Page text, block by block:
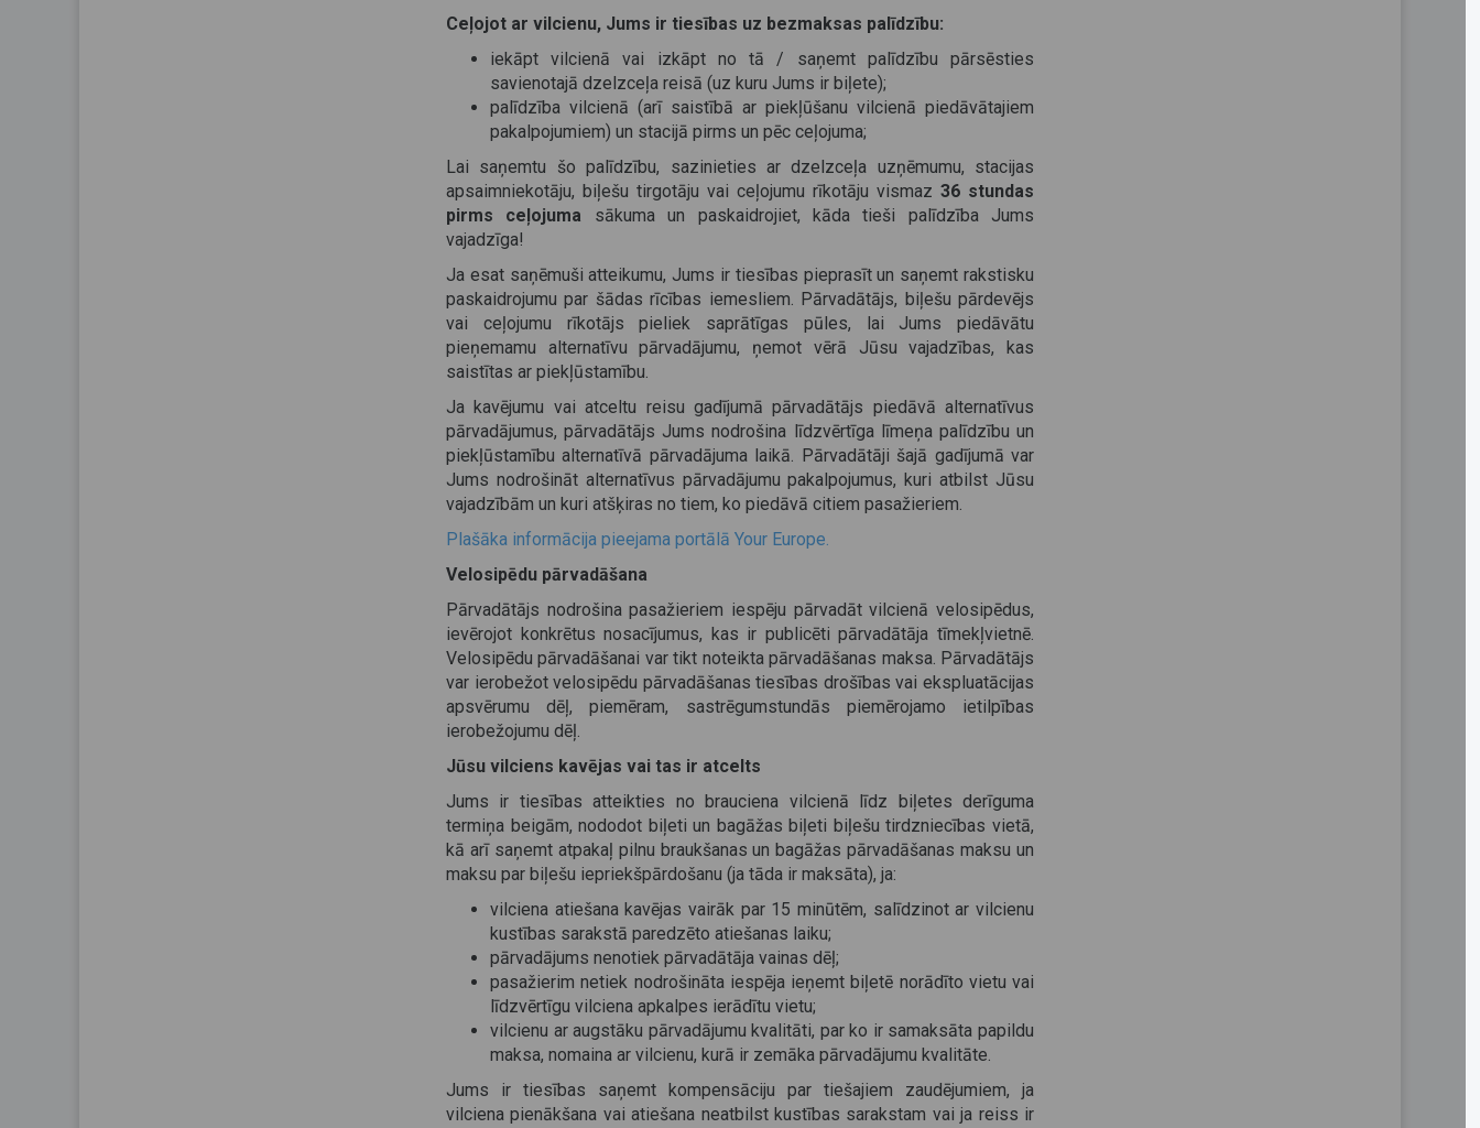
Ceļojot ar vilcienu, Jums ir tiesības uz bezmaksas palīdzību:
iekāpt vilcienā vai izkāpt no tā / saņemt palīdzību pārsēsties
savienotajā dzelzceļa reisā (uz kuru Jums ir biļete);
palīdzība vilcienā (arī saistībā ar piekļūšanu vilcienā piedāvātajiem
pakalpojumiem) un stacijā pirms un pēc ceļojuma;
Lai saņemtu šo palīdzību, sazinieties ar dzelzceļa uzņēmumu, stacijas
apsaimniekotāju, biļešu tirgotāju vai ceļojumu rīkotāju vismaz 36 stundas
pirms ceļojuma sākuma un paskaidrojiet, kāda tieši palīdzība Jums
vajadzīga!
Ja esat saņēmuši atteikumu, Jums ir tiesības pieprasīt un saņemt rakstisku
paskaidrojumu par šādas rīcības iemesliem. Pārvadātājs, biļešu pārdevējs
vai ceļojumu rīkotājs pieliek saprātīgas pūles, lai Jums piedāvātu
pieņemamu alternatīvu pārvadājumu, ņemot vērā Jūsu vajadzības, kas
saistītas ar piekļūstamību.
Ja kavējumu vai atceltu reisu gadījumā pārvadātājs piedāvā alternatīvus
pārvadājumus, pārvadātājs Jums nodrošina līdzvērtīga līmeņa palīdzību un
piekļūstamību alternatīvā pārvadājuma laikā. Pārvadātāji šajā gadījumā var
Jums nodrošināt alternatīvus pārvadājumu pakalpojumus, kuri atbilst Jūsu
vajadzībām un kuri atšķiras no tiem, ko piedāvā citiem pasažieriem.
Plašāka informācija pieejama portālā Your Europe.
Velosipēdu pārvadāšana
Pārvadātājs nodrošina pasažieriem iespēju pārvadāt vilcienā velosipēdus,
ievērojot konkrētus nosacījumus, kas ir publicēti pārvadātāja tīmekļvietnē.
Velosipēdu pārvadāšanai var tikt noteikta pārvadāšanas maksa. Pārvadātājs
var ierobežot velosipēdu pārvadāšanas tiesības drošības vai ekspluatācijas
apsvērumu dēļ, piemēram, sastrēgumstundās piemērojamo ietilpības
ierobežojumu dēļ.
Jūsu vilciens kavējas vai tas ir atcelts
Jums ir tiesības atteikties no brauciena vilcienā līdz biļetes derīguma
termiņa beigām, nododot biļeti un bagāžas biļeti biļešu tirdzniecības vietā,
kā arī saņemt atpakaļ pilnu braukšanas un bagāžas pārvadāšanas maksu un
maksu par biļešu iepriekšpārdošanu (ja tāda ir maksāta), ja:
vilciena atiešana kavējas vairāk par 15 minūtēm, salīdzinot ar vilcienu
kustības sarakstā paredzēto atiešanas laiku;
pārvadājums nenotiek pārvadātāja vainas dēļ;
pasažierim netiek nodrošināta iespēja ieņemt biļetē norādīto vietu vai
līdzvērtīgu vilciena apkalpes ierādītu vietu;
vilcienu ar augstāku pārvadājumu kvalitāti, par ko ir samaksāta papildu
maksa, nomaina ar vilcienu, kurā ir zemāka pārvadājumu kvalitāte.
Jums ir tiesības saņemt kompensāciju par tiešajiem zaudējumiem, ja
vilciena pienākšana vai atiešana neatbilst kustības sarakstam vai ja reiss ir